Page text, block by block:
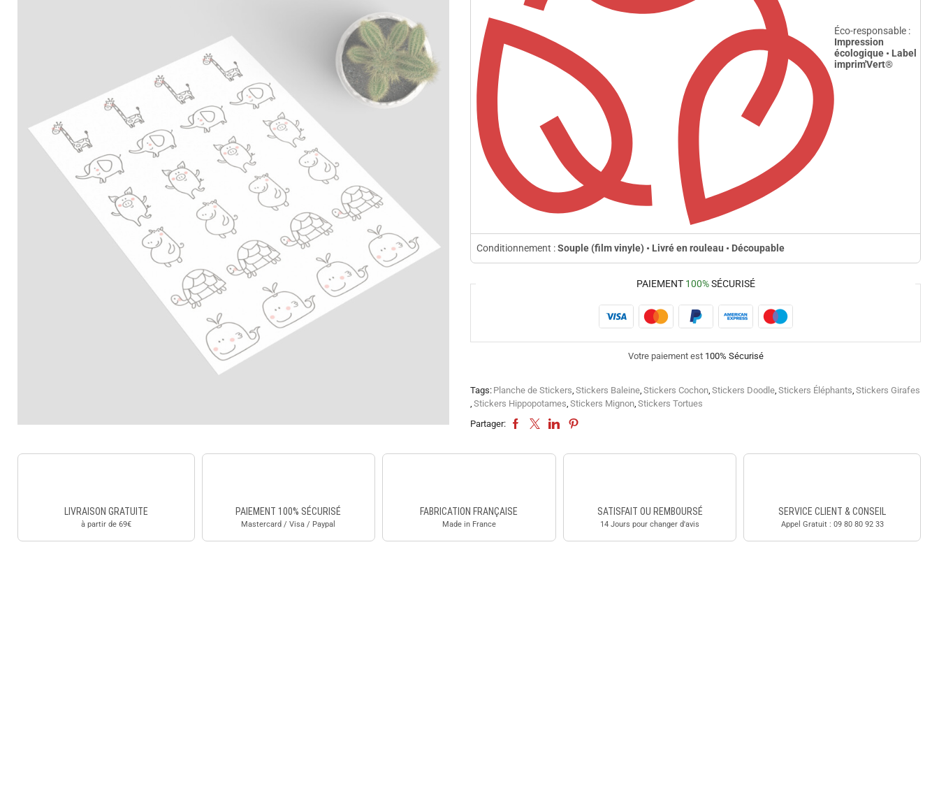
Éco-responsable :
Impression
écologique • Label
imprim'Vert®
Conditionnement :Souple (film vinyle) • Livré en rouleau • Découpable
PAIEMENT 100%SÉCURISÉ
Votre paiement est 100% Sécurisé
Tags: Planche de Stickers, Stickers Baleine, Stickers Cochon, Stickers Doodle, Stickers Éléphants, Stickers Girafes
, Stickers Hippopotames, Stickers Mignon, Stickers Tortues
Partager:
LIVRAISON GRATUITE
à partir de 69€
PAIEMENT 100% SÉCURISÉ
Mastercard / Visa / Paypal
FABRICATION FRANÇAISE
Made in France
SATISFAIT OU REMBOURSÉ
14 Jours pour changer d'avis
SERVICE CLIENT & CONSEIL
Appel Gratuit : 09 80 80 92 33